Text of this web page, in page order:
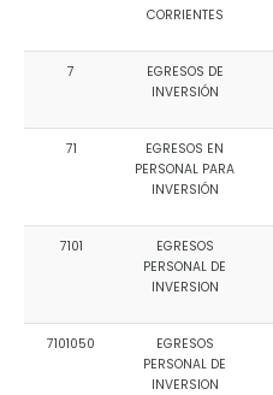
CORRIENTES
7
EGRESOS DE
INVERSIÓN
71
EGRESOS EN
PERSONAL PARA
INVERSIÓN
7101
EGRESOS
PERSONAL DE
INVERSION
7101050
EGRESOS
PERSONAL DE
INVERSION